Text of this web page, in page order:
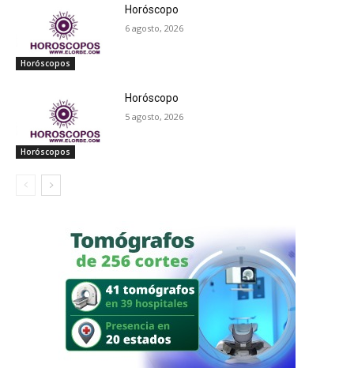
Horóscopos
Horóscopo
6 agosto, 2026
Horóscopos
Horóscopo
5 agosto, 2026